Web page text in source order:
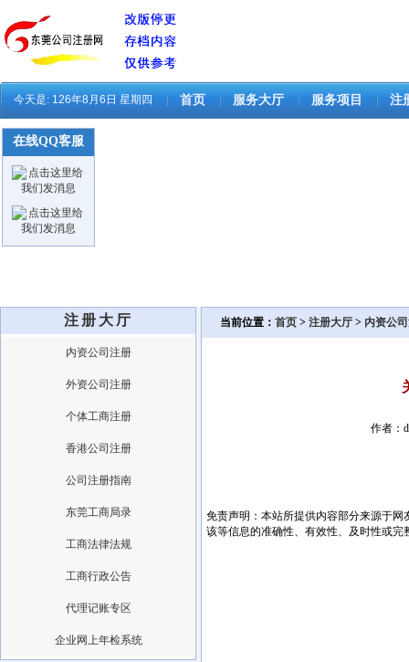
今天是: 126年8月6日 星期四 首页 服务大厅 服务项目 注
注册大厅
内资公司注册
外资公司注册
个体工商注册
香港公司注册
公司注册指南
东莞工商局录
工商法律法规
工商行政公告
代理记账专区
企业网上年检系统
当前位置： 首页 > 注册大厅 > 内资公
作者：
免责声明：本站所提供内容部分来源于
该等信息的准确性、有效性、及时性或
在线QQ客服